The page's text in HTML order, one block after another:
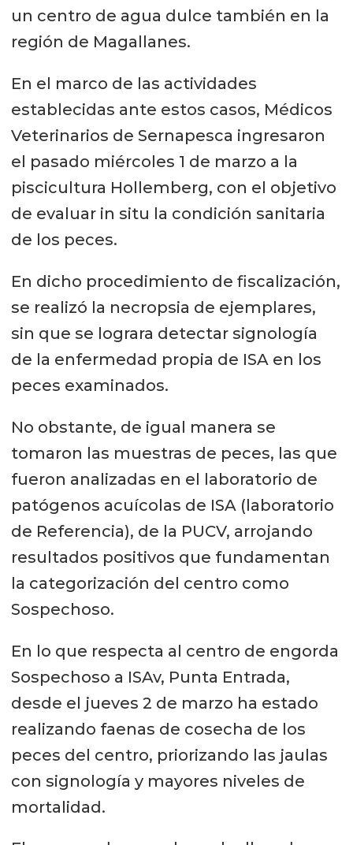
un centro de agua dulce también en la
región de Magallanes.
En el marco de las actividades
establecidas ante estos casos, Médicos
Veterinarios de Sernapesca ingresaron
el pasado miércoles 1 de marzo a la
piscicultura Hollemberg, con el objetivo
de evaluar in situ la condición sanitaria
de los peces.
En dicho procedimiento de fiscalización,
se realizó la necropsia de ejemplares,
sin que se lograra detectar signología
de la enfermedad propia de ISA en los
peces examinados.
No obstante, de igual manera se
tomaron las muestras de peces, las que
fueron analizadas en el laboratorio de
patógenos acuícolas de ISA (laboratorio
de Referencia), de la PUCV, arrojando
resultados positivos que fundamentan
la categorización del centro como
Sospechoso.
En lo que respecta al centro de engorda
Sospechoso a ISAv, Punta Entrada,
desde el jueves 2 de marzo ha estado
realizando faenas de cosecha de los
peces del centro, priorizando las jaulas
con signología y mayores niveles de
mortalidad.